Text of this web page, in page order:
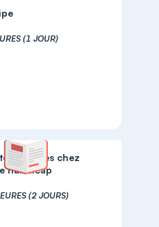
(1 JOUR)
sociales chez
handicap
(2 JOURS)